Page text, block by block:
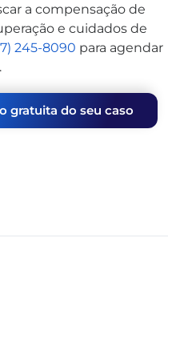
a compensação de
e cuidados de
245-8090 para agendar
gratuita do seu caso